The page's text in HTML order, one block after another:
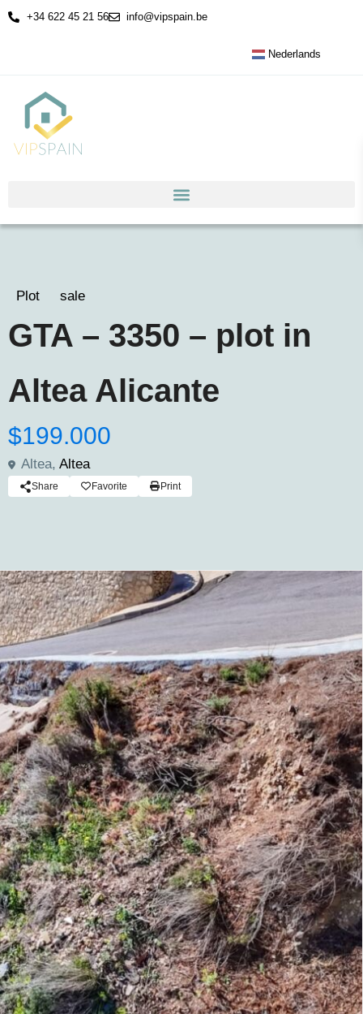
+34 622 45 21 56 info@vipspain.be
Nederlands
Plot sale
GTA – 3350 – plot in
Altea Alicante
$199.000
Altea, Altea
Share Favorite Print